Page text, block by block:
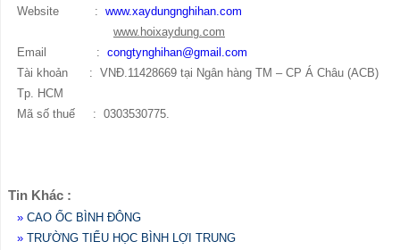
Website : www.xaydungnghihan.com
www.hoixaydung.com
Email : congtynghihan@gmail.com
Tài khoản : VNĐ.11428669 tại Ngân hàng TM – CP Á Châu (ACB)
Tp. HCM
Mã số thuế : 0303530775.
Tin Khác :
» CAO ỐC BÌNH ĐÔNG
» TRƯỜNG TIỂU HỌC BÌNH LỢI TRUNG